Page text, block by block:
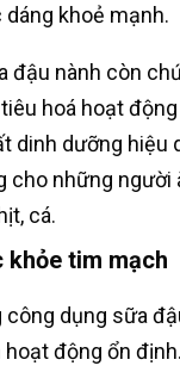
khoẻ mạnh.
đậu nành còn
hoá hoạt
dinh dưỡng hiệu
cho những người
cá.
khỏe tim mạch
dụng sữa
hoạt động ổn